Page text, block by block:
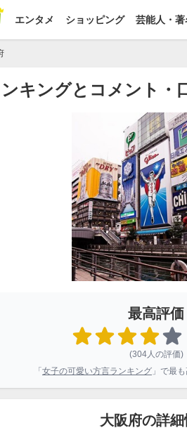
エンタメ ショッピング 芸能人・著
キングとコメント・
最高評価
(304人の評価)
「 女子の可愛い方言ランキング 」で最
大阪府の詳細